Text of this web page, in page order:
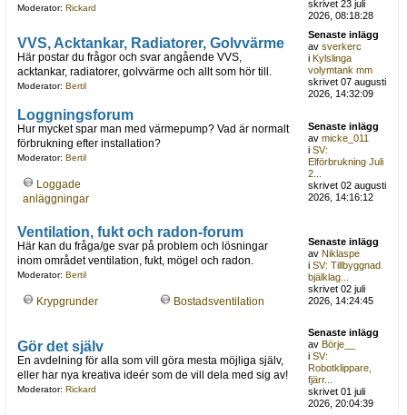
Moderator: Rickard
skrivet 23 juli
2026, 08:18:28
VVS, Acktankar, Radiatorer, Golvvärme
Här postar du frågor och svar angående VVS,
acktankar, radiatorer, golvvärme och allt som hör till.
Moderator: Bertil
Senaste inlägg
avsverkerc
iKylslinga
volymtank mm
skrivet 07 augusti
2026, 14:32:09
Loggningsforum
Hur mycket spar man med värmepump? Vad är normalt
förbrukning efter installation?
Moderator: Bertil
Loggade
anläggningar
Senaste inlägg
avmicke_011
iSV:
Elförbrukning Juli
2...
skrivet 02 augusti
2026, 14:16:12
Ventilation, fukt och radon-forum
Här kan du fråga/ge svar på problem och lösningar
inom området ventilation, fukt, mögel och radon.
Moderator: Bertil
Krypgrunder Bostadsventilation
Senaste inlägg
avNiklaspe
iSV: Tillbyggnad
bjälklag...
skrivet 02 juli
2026, 14:24:45
Gör det själv
En avdelning för alla som vill göra mesta möjliga själv,
eller har nya kreativa ideér som de vill dela med sig av!
Moderator: Rickard
Senaste inlägg
avBörje__
iSV:
Robotklippare,
fjärr...
skrivet 01 juli
2026, 20:04:39